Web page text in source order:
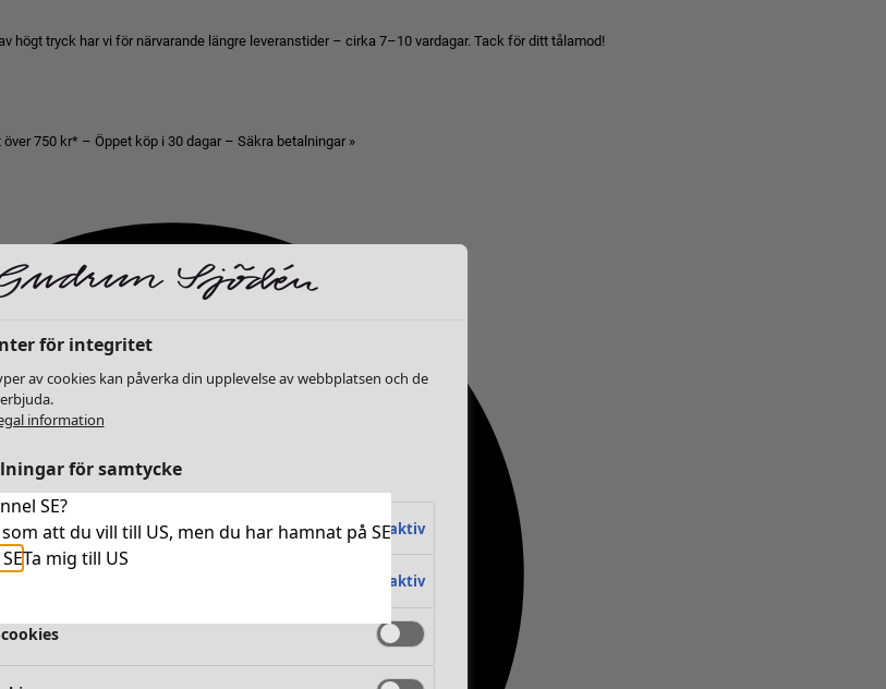
högt tryck har vi för närvarande längre leveranstider – cirka 7–10 vardagar. Tack för ditt tålamod!
över 750 kr* – Öppet köp i 30 dagar – Säkra betalningar »
SE?
att du vill till US, men du har hamnat på SE
Ta mig till US
för integritet
av cookies kan påverka din upplevelse av webbplatsen och de
information
för samtycke
cookies Alltid aktiv
cookies Alltid aktiv